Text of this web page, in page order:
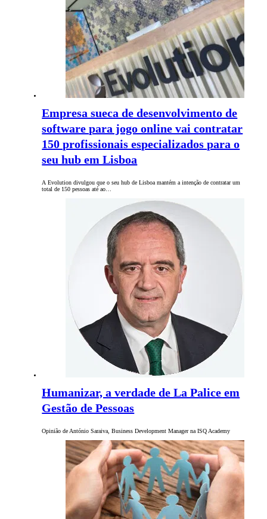
Empresa sueca de desenvolvimento de
software para jogo online vai contratar
150 profissionais especializados para o
seu hub em Lisboa
A Evolution divulgou que o seu hub de Lisboa mantém a intenção de contratar um
total de 150 pessoas até ao…
Humanizar, a verdade de La Palice em
Gestão de Pessoas
Opinião de António Saraiva, Business Development Manager na ISQ Academy